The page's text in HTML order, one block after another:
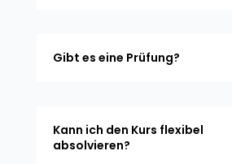
Gibt es eine Prüfung?
Kann ich den Kurs flexibel
absolvieren?